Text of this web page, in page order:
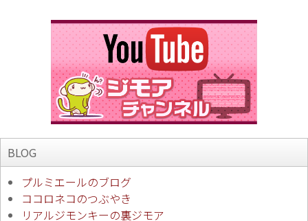
BLOG
プルミエールのブログ
ココロネコのつぶやき
リアルジモンキーの裏ジモア